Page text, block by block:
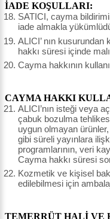
İADE KOŞULLARI:
SATICI, cayma
iade almakla
ALICI’ nın
hakkı süresi içinde
Cayma hakkının
CAYMA HAKKI
ALICI’nın isteği veya
çabuk bozulma
uygun olmayan
gibi süreli yayınlara
programlarının, veri
Cayma hakkı süresi
Kozmetik ve kişisel
edilebilmesi için
TEMERRÜT HALİ VE